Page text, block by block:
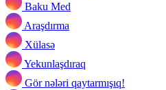
Baku Med
Araşdırma
Xülasə
Yekunlaşdıraq
Gör nələri qaytarmışıq!